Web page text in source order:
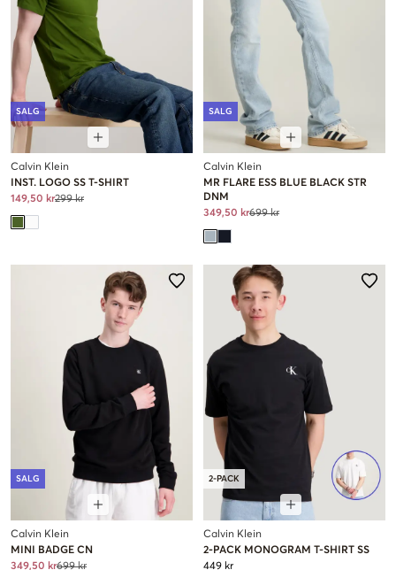
SALG
Calvin Klein
INST. LOGO SS T-SHIRT
149,50 kr299 kr
SALG
Calvin Klein
MR FLARE ESS BLUE BLACK STR
DNM
349,50 kr699 kr
SALG
Calvin Klein
MINI BADGE CN
349,50 kr699 kr
2-PACK
Calvin Klein
2-PACK MONOGRAM T-SHIRT SS
449 kr